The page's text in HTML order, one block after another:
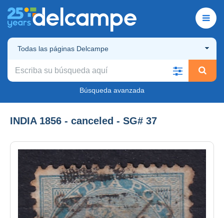
Todas las páginas Delcampe
Búsqueda avanzada
INDIA 1856 - canceled - SG# 37